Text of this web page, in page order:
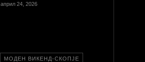
април 24, 2026
МОДЕН ВИКЕНД-СКОПЈЕ